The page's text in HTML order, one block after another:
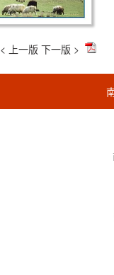
< 上一版 下一版 >